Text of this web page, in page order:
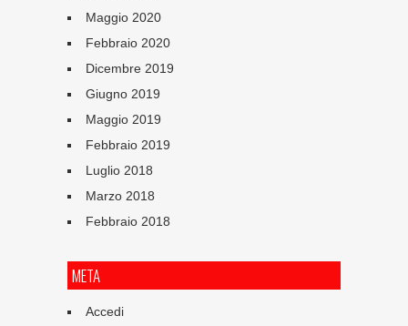
Maggio 2020
Febbraio 2020
Dicembre 2019
Giugno 2019
Maggio 2019
Febbraio 2019
Luglio 2018
Marzo 2018
Febbraio 2018
META
Accedi